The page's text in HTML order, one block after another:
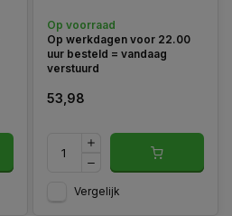
toepassingen.
Op voorraad
Op werkdagen voor 22.00
uur besteld = vandaag
verstuurd
53,98
Vergelijk